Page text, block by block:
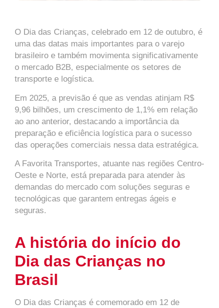
O Dia das Crianças, celebrado em 12 de outubro, é
uma das datas mais importantes para o varejo
brasileiro e também movimenta significativamente
o mercado B2B, especialmente os setores de
transporte e logística.
Em 2025, a previsão é que as vendas atinjam R$
9,96 bilhões, um crescimento de 1,1% em relação
ao ano anterior, destacando a importância da
preparação e eficiência logística para o sucesso
das operações comerciais nessa data estratégica.
A Favorita Transportes, atuante nas regiões Centro-
Oeste e Norte, está preparada para atender às
demandas do mercado com soluções seguras e
tecnológicas que garantem entregas ágeis e
seguras.
A história do início do
Dia das Crianças no
Brasil
O Dia das Crianças é comemorado em 12 de